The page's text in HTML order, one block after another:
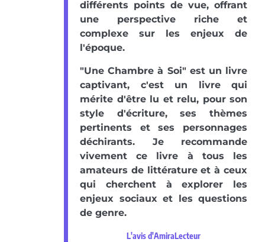
différents points de vue, offrant
une perspective riche et
complexe sur les enjeux de
l'époque.
"Une Chambre à Soi" est un livre
captivant, c'est un livre qui
mérite d'être lu et relu, pour son
style d'écriture, ses thèmes
pertinents et ses personnages
déchirants. Je recommande
vivement ce livre à tous les
amateurs de littérature et à ceux
qui cherchent à explorer les
enjeux sociaux et les questions
de genre.
L'avis d'AmiraLecteur